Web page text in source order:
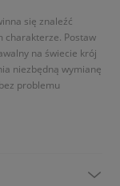
się znaleźć
charakterze. Postaw
na świecie krój
niezbędną wymianę
problemu